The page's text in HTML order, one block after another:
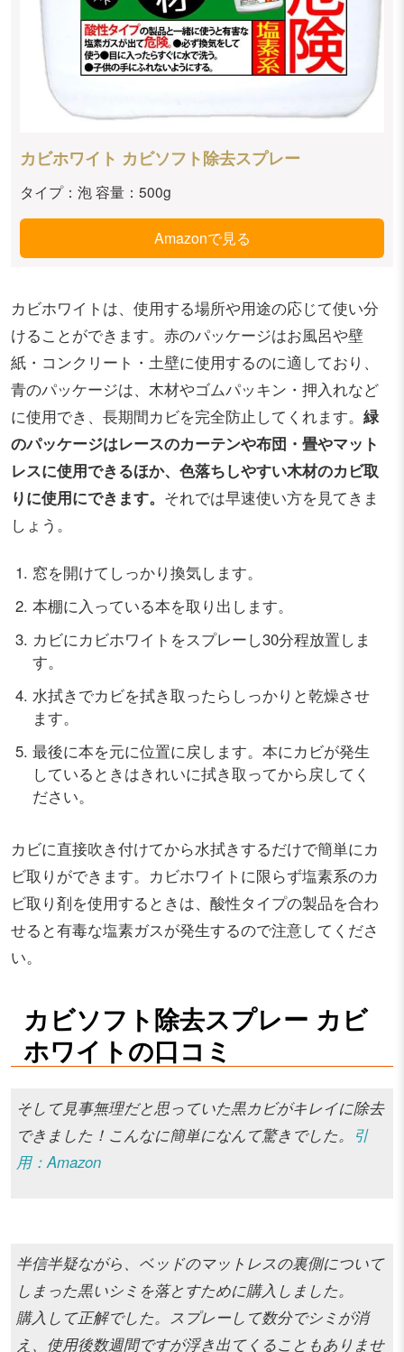
カビホワイト カビソフト除去スプレー
タイプ：泡 容量：500g
Amazonで見る
カビホワイトは、使用する場所や用途の応じて使い分
けることができます。赤のパッケージはお風呂や壁
紙・コンクリート・土壁に使用するのに適しており、
青のパッケージは、木材やゴムパッキン・押入れなど
に使用でき、長期間カビを完全防止してくれます。 緑
のパッケージはレースのカーテンや布団・畳やマット
レスに使用できるほか、色落ちしやすい木材のカビ取
りに使用にできます。 それでは早速使い方を見てきま
しょう。
窓を開けてしっかり換気します。
本棚に入っている本を取り出します。
カビにカビホワイトをスプレーし30分程放置しま
す。
水拭きでカビを拭き取ったらしっかりと乾燥させ
ます。
最後に本を元に位置に戻します。本にカビが発生
しているときはきれいに拭き取ってから戻してく
ださい。
カビに直接吹き付けてから水拭きするだけで簡単にカ
ビ取りができます。カビホワイトに限らず塩素系のカ
ビ取り剤を使用するときは、酸性タイプの製品を合わ
せると有毒な塩素ガスが発生するので注意してくださ
い。
カビソフト除去スプレー カビ
ホワイトの口コミ
そして見事無理だと思っていた黒カビがキレイに除去
できました！こんなに簡単になんて驚きでした。 引
用：Amazon
半信半疑ながら、ベッドのマットレスの裏側について
しまった黒いシミを落とすために購入しました。
購入して正解でした。スプレーして数分でシミが消
え、使用後数週間ですが浮き出てくることもありませ